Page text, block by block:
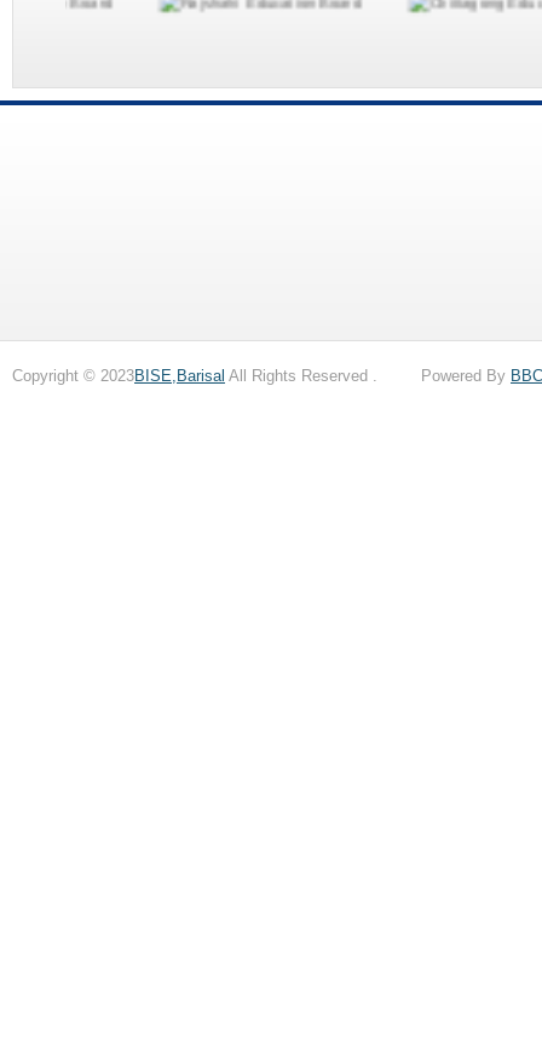
Copyright © 2023BISE,Barisal All Rights Reserved . Powered By